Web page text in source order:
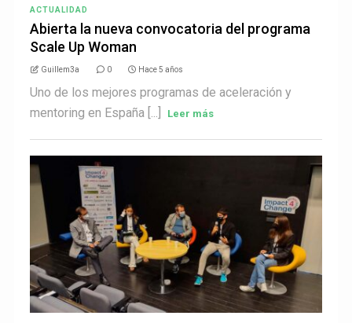
ACTUALIDAD
Abierta la nueva convocatoria del programa
Scale Up Woman
Guillem3a 0 Hace 5 años
Uno de los mejores programas de aceleración y
mentoring en España [...]
Leer más